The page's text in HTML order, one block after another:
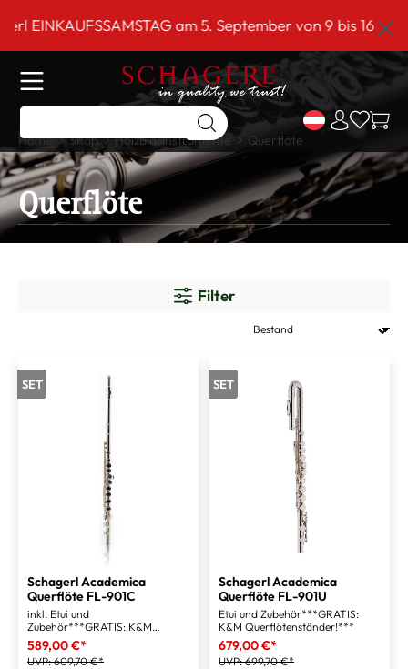
springenam 5. September von 9 bis 16 Uhr!***
Home Shop Holzblasinstrumente Querflöte
Querflöte
Filter
SET
Schagerl Academica
Querflöte FL-901C
inkl. Etui und
Zubehör***GRATIS: K&M
Querflötenständer***
589,00 €*
UVP:609,70 €*
SET
Schagerl Academica
Querflöte FL-901U
Etui und Zubehör***GRATIS:
K&M Querflötenständer!***
679,00 €*
UVP:699,70 €*